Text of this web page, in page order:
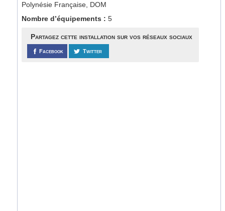
Polynésie Française, DOM
Nombre d’équipements :5
Partagez cette installation sur vos réseaux sociaux
Facebook Twitter